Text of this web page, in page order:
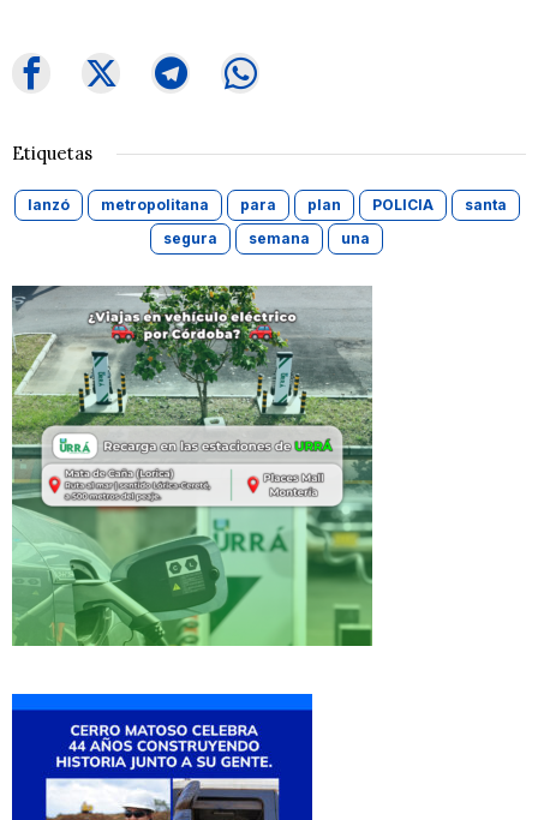
Etiquetas
lanzó metropolitana para plan POLICIA
santa
segura
semana una